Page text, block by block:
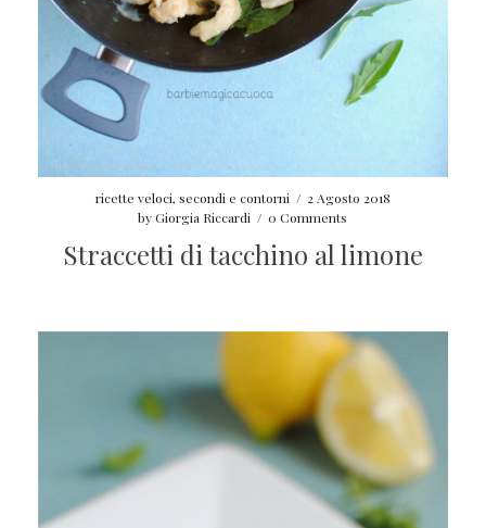
ricette veloci, secondi e contorni / 2 Agosto 2018
byGiorgia Riccardi / 0 Comments
Straccetti di tacchino al limone